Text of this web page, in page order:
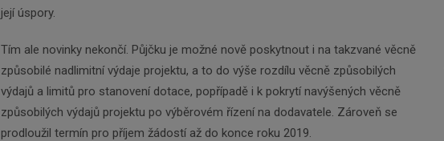
její úspory.
Tím ale novinky nekončí. Půjčku je možné nově poskytnout i na takzvané věcně
způsobilé nadlimitní výdaje projektu, a to do výše rozdílu věcně způsobilých
výdajů a limitů pro stanovení dotace, popřípadě i k pokrytí navýšených věcně
způsobilých výdajů projektu po výběrovém řízení na dodavatele. Zároveň se
prodloužil termín pro příjem žádostí až do konce roku 2019.